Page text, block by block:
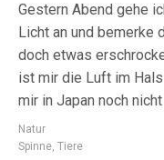
Gestern Abend gehe
Licht an und bemerke
doch etwas
ist mir die Luft im
mir in Japan noch
Natur
Spinne, Tiere